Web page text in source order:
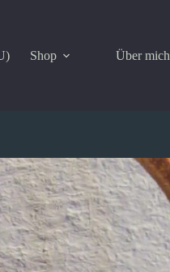
Shop Über mich